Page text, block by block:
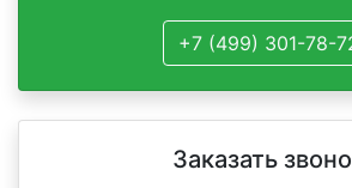
+7 (499) 301-78-
Заказать